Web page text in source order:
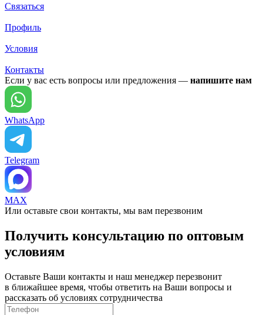
Связаться
Профиль
Условия
Контакты
Если у вас есть вопросы или предложения — напишите нам
WhatsApp
Telegram
MAX
Или оставьте свои контакты, мы вам перезвоним
Получить консультацию по оптовым
условиям
Оставьте Ваши контакты и наш менеджер перезвонит
в ближайшее время, чтобы ответить на Ваши вопросы и
рассказать об условиях сотрудничества